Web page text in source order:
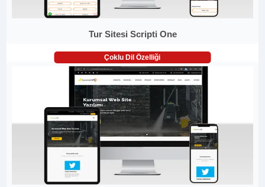
Tur Sitesi Scripti One
Çoklu Dil Özelliği